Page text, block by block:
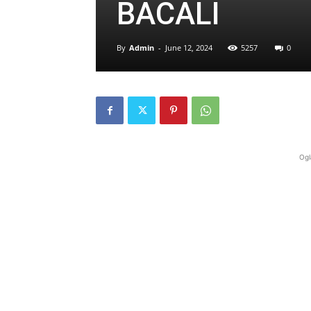
BACALI
By Admin - June 12, 2024 5257 0